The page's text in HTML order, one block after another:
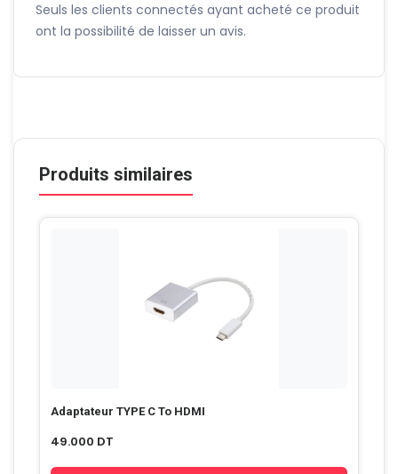
Seuls les clients connectés ayant acheté ce produit
ont la possibilité de laisser un avis.
Produits similaires
Adaptateur TYPE C To HDMI
49.000 DT